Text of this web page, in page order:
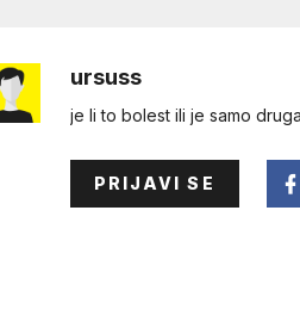
ursuss
je li to bolest ili je samo
PRIJAVI SE